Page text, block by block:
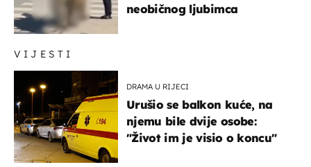
VIJESTI
DRAMA U RIJECI
Urušio se balkon kuće, na
njemu bile dvije osobe:
"Život im je visio o koncu"
neobičnog ljubimca